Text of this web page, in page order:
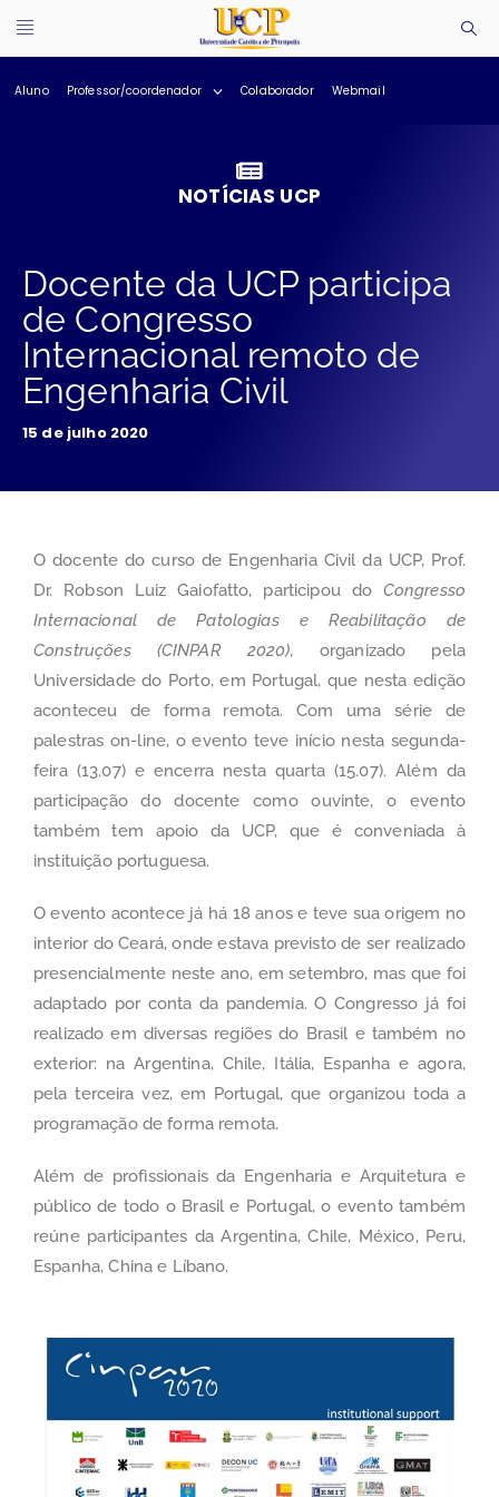
Aluno Professor/coordenador Colaborador Webmail
NOTÍCIAS UCP
Docente da UCP participa
de Congresso
Internacional remoto de
Engenharia Civil
15 de julho 2020
O docente do curso de Engenharia Civil da UCP, Prof.
Dr. Robson Luiz Gaiofatto, participou do Congresso
Internacional de Patologias e Reabilitação de
Construções (CINPAR 2020), organizado pela
Universidade do Porto, em Portugal, que nesta edição
aconteceu de forma remota. Com uma série de
palestras on-line, o evento teve início nesta segunda-
feira (13.07) e encerra nesta quarta (15.07). Além da
participação do docente como ouvinte, o evento
também tem apoio da UCP, que é conveniada à
instituição portuguesa.
O evento acontece já há 18 anos e teve sua origem no
interior do Ceará, onde estava previsto de ser realizado
presencialmente neste ano, em setembro, mas que foi
adaptado por conta da pandemia. O Congresso já foi
realizado em diversas regiões do Brasil e também no
exterior: na Argentina, Chile, Itália, Espanha e agora,
pela terceira vez, em Portugal, que organizou toda a
programação de forma remota.
Além de profissionais da Engenharia e Arquitetura e
público de todo o Brasil e Portugal, o evento também
reúne participantes da Argentina, Chile, México, Peru,
Espanha, China e Líbano.